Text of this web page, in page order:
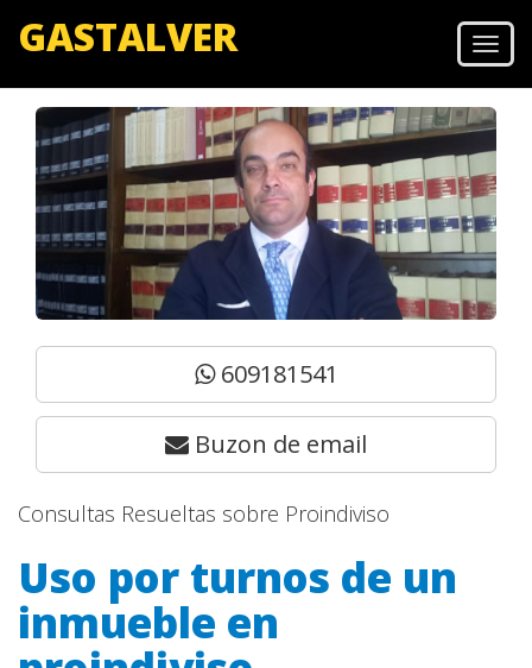
GASTALVER
609181541
Buzon de email
Consultas Resueltas sobre Proindiviso
Uso por turnos de un
inmueble en